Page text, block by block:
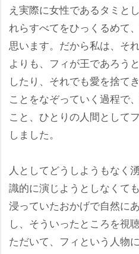
え実際に女性であるタミと
れらすべてをひっくるめて
思います。だから私は、そ
よりも、フィが王であろう
したり、それでも愛を捨て
ことをなぞっていく過程で
こと、ひとりの人間として
しました。
人としてどうしようもなく
識的に演じようとしなくて
浸っていたおかげで自然に
し、そういったところを視
ただいて、フィという人物